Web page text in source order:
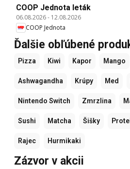
COOP Jednota leták
06.08.2026- 12.08.2026
COOP Jednota
Ďalšie obľúbené
Pizza Kiwi Kapor Mango
Ashwagandha Krúpy Med
Nintendo Switch Zmrzlina
Sushi Matcha Šišky
Rajec Hurmikaki
Zázvor v akcii